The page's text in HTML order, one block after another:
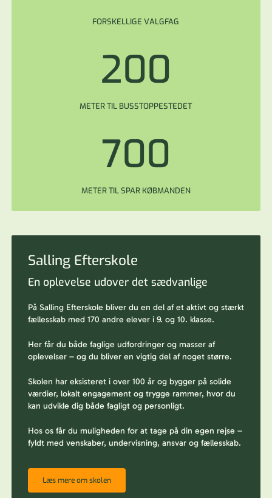
FORSKELLIGE VALGFAG
200
METER TIL BUSSTOPPESTEDET
700
METER TIL SPAR KØBMANDEN
Salling Efterskole
En oplevelse udover det sædvanlige
På Salling Efterskole bliver du en del af et aktivt og stærkt
fællesskab med 170 andre elever i 9. og 10. klasse.
Her får du både faglige udfordringer og masser af
oplevelser – og du bliver en vigtig del af noget større.
Skolen har eksisteret i over 100 år og bygger på solide
værdier, lokalt engagement og trygge rammer, hvor du
kan udvikle dig både fagligt og personligt.
Hos os får du muligheden for at tage på din egen rejse –
fyldt med venskaber, undervisning, ansvar og fællesskab.
Læs mere om skolen